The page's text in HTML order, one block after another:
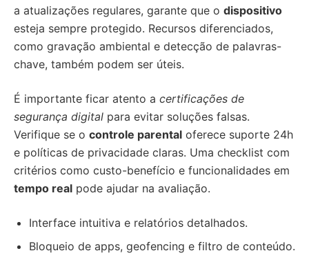
a atualizações regulares, garante que o dispositivo
esteja sempre protegido. Recursos diferenciados,
como gravação ambiental e detecção de palavras-
chave, também podem ser úteis.
É importante ficar atento a certificações de
segurança digital para evitar soluções falsas.
Verifique se o controle parental oferece suporte 24h
e políticas de privacidade claras. Uma checklist com
critérios como custo-benefício e funcionalidades em
tempo real pode ajudar na avaliação.
Interface intuitiva e relatórios detalhados.
Bloqueio de apps, geofencing e filtro de conteúdo.